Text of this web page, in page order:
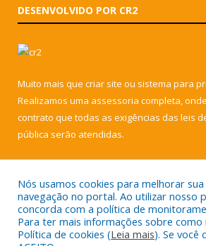
DESENVOLVIDO POR CR2
Muito mais que criar site ou sistema para
Realizamos uma assessoria completa,
contrato que todas as exigências das leis
pública serão atendidas.
Todos os direitos reservados a Câmara
Nós usamos cookies para melhorar
navegação no portal. Ao utilizar nosso
concorda com a política de
Para ter mais informações sobre como
Política de cookies (Leia mais). Se você